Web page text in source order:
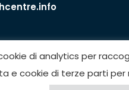
di analytics per
e cookie di terze parti per